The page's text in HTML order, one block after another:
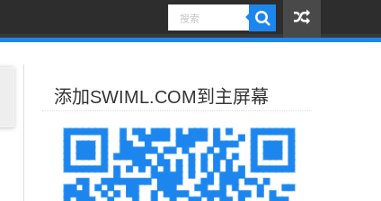
添加SWIML.COM到主屏幕